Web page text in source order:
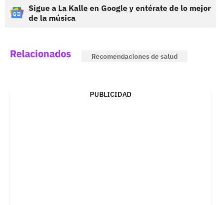
Sigue a La Kalle en Google y entérate de lo mejor
de la música
Relacionados Recomendaciones de salud
PUBLICIDAD